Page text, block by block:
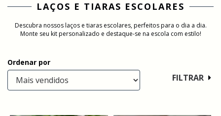
LAÇOS E TIARAS ESCOLARES
Descubra nossos laços e tiaras escolares, perfeitos para o dia a dia.
Monte seu kit personalizado e destaque-se na escola com estilo!
Ordenar por
FILTRAR